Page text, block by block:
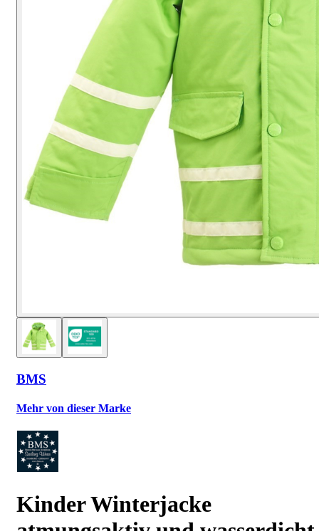
BMS
Mehr von dieser Marke
Kinder Winterjacke